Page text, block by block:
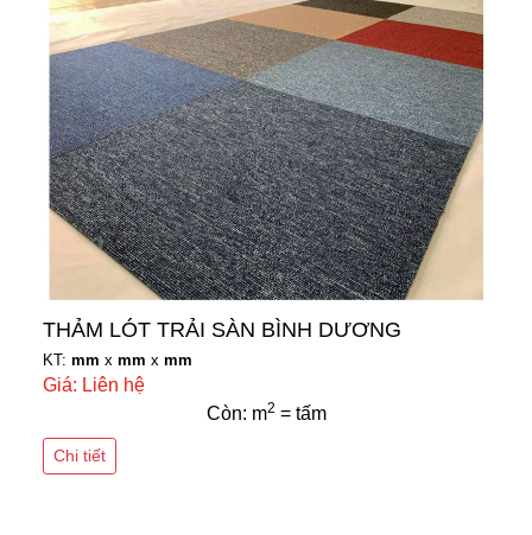
THẢM LÓT TRẢI SÀN BÌNH DƯƠNG
KT: mm x mm x mm
Giá: Liên hệ
Còn: m2 = tấm
Chi tiết